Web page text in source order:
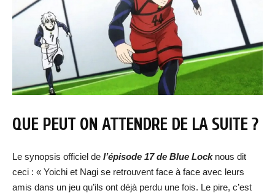
QUE PEUT ON ATTENDRE DE LA SUITE ?
Le synopsis officiel de l’épisode 17 de Blue Locknous dit
ceci : « Yoichi et Nagi se retrouvent face à face avec leurs
amis dans un jeu qu’ils ont déjà perdu une fois. Le pire, c’est